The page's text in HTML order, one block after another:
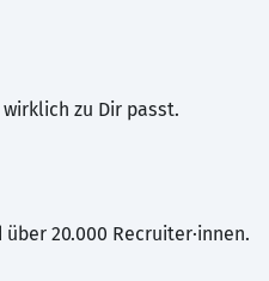
zu Dir passt.
20.000 Recruiter·innen.